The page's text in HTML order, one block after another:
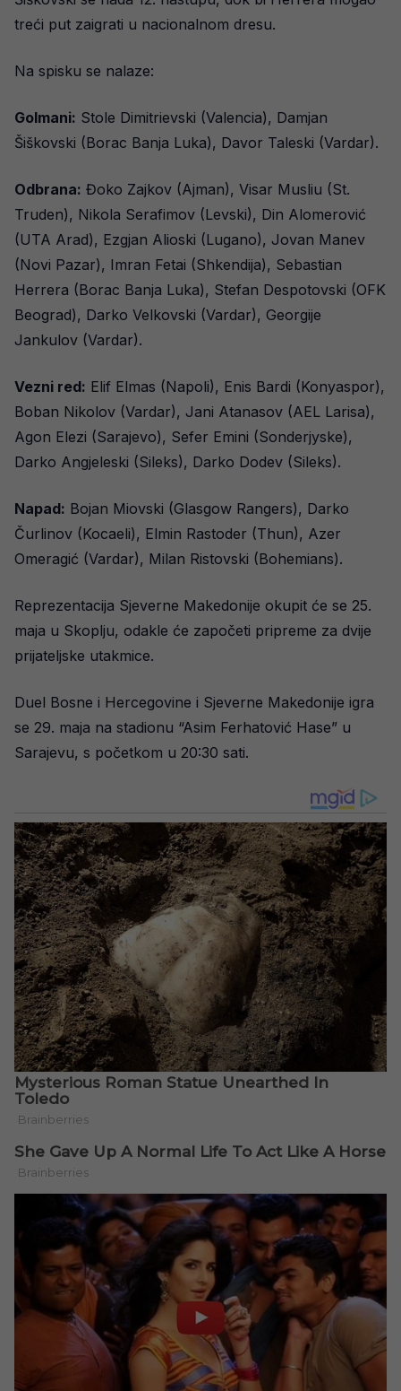
treći put zaigrati u nacionalnom dresu.
Na spisku se nalaze:
Golmani: Stole Dimitrievski (Valencia), Damjan
Šiškovski (Borac Banja Luka), Davor Taleski (Vardar).
Odbrana: Đoko Zajkov (Ajman), Visar Musliu (St.
Truden), Nikola Serafimov (Levski), Din Alomerović
(UTA Arad), Ezgjan Alioski (Lugano), Jovan Manev
(Novi Pazar), Imran Fetai (Shkendija), Sebastian
Herrera (Borac Banja Luka), Stefan Despotovski (OFK
Beograd), Darko Velkovski (Vardar), Georgije
Jankulov (Vardar).
Vezni red: Elif Elmas (Napoli), Enis Bardi (Konyaspor),
Boban Nikolov (Vardar), Jani Atanasov (AEL Larisa),
Agon Elezi (Sarajevo), Sefer Emini (Sonderjyske),
Darko Angjeleski (Sileks), Darko Dodev (Sileks).
Napad: Bojan Miovski (Glasgow Rangers), Darko
Čurlinov (Kocaeli), Elmin Rastoder (Thun), Azer
Omeragić (Vardar), Milan Ristovski (Bohemians).
Reprezentacija Sjeverne Makedonije okupit će se 25.
maja u Skoplju, odakle će započeti pripreme za dvije
prijateljske utakmice.
Duel Bosne i Hercegovine i Sjeverne Makedonije igra
se 29. maja na stadionu “Asim Ferhatović Hase” u
Sarajevu, s početkom u 20:30 sati.